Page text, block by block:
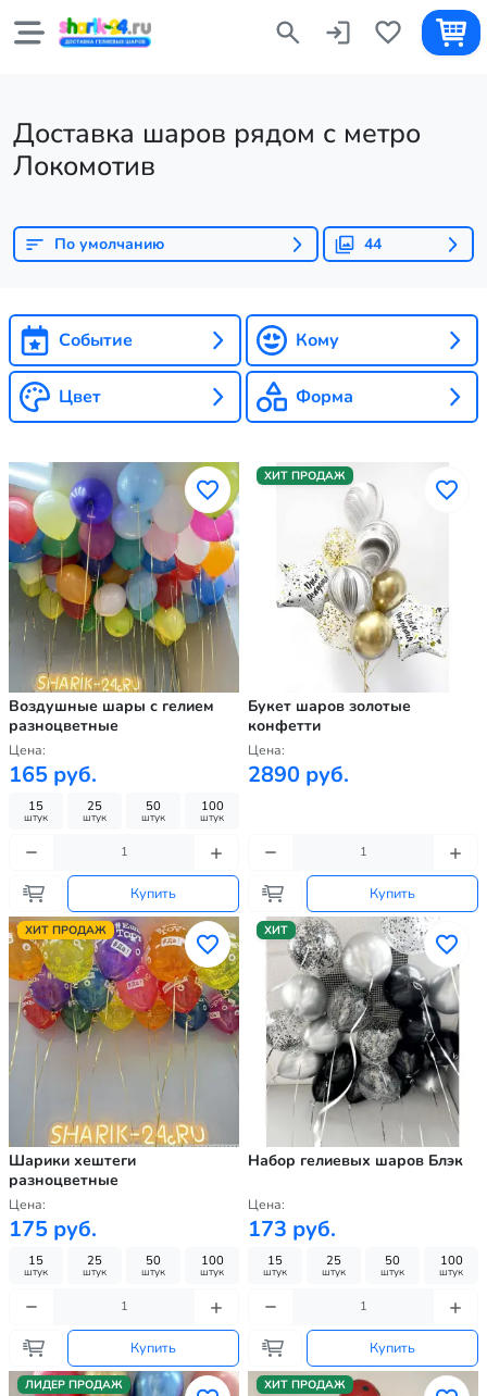
Доставка шаров рядом с метро
Локомотив
По умолчанию 44
Событие Кому
Цвет Форма
Воздушные шары с гелием
разноцветные
Цена:
165 руб.
15
штук
25
штук
50
штук
100
штук
Купить
ХИТ ПРОДАЖ
Букет шаров золотые
конфетти
Цена:
2890 руб.
Купить
ХИТ ПРОДАЖ
Шарики хештеги
разноцветные
Цена:
175 руб.
15
штук
25
штук
50
штук
100
штук
Купить
ХИТ
Набор гелиевых шаров Блэк
Цена:
173 руб.
15
штук
25
штук
50
штук
100
штук
Купить
ЛИДЕР ПРОДАЖ ХИТ ПРОДАЖ